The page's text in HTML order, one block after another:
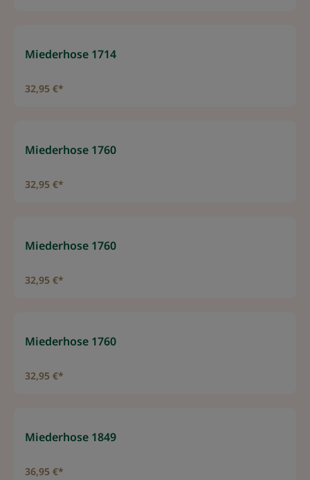
Miederhose 1714
32,95 €*
Miederhose 1760
32,95 €*
Miederhose 1760
32,95 €*
Miederhose 1760
32,95 €*
Miederhose 1849
36,95 €*